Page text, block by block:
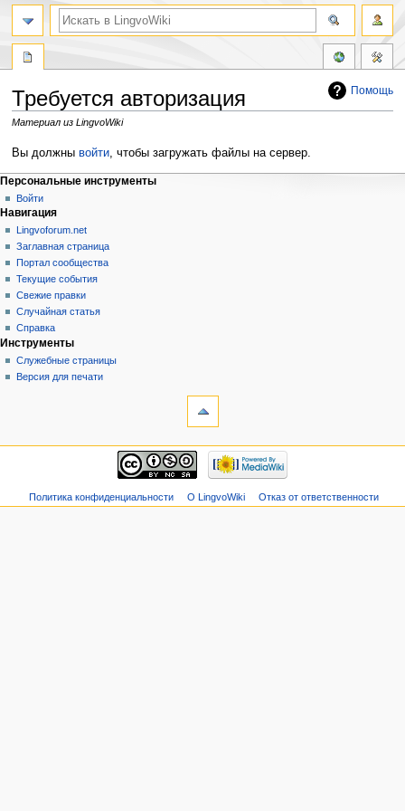
Помощь
Требуется авторизация
Материал из LingvoWiki
Перейти
навигации
Перейти
поиску
Вы должны войти, чтобы загружать файлы на сервер.
Персональные инструменты
Войти
Навигация
Lingvoforum.net
Заглавная страница
Портал сообщества
Текущие события
Свежие правки
Случайная статья
Справка
Инструменты
Служебные страницы
Версия для печати
Политика конфиденциальности О LingvoWiki Отказ от ответственности